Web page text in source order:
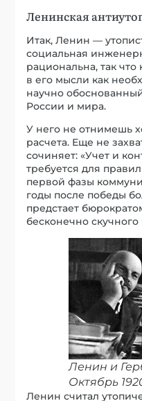
Ленинская
Итак, Ленин —
социальная
рациональна, так что
в его мысли как
научно
России и мира.
У него не отнимешь
расчета. Еще не
сочиняет: «Учет и
требуется для
первой фазы
годы после победы
предстает
бесконечно
Ленин и
Октябрь
Ленин считал